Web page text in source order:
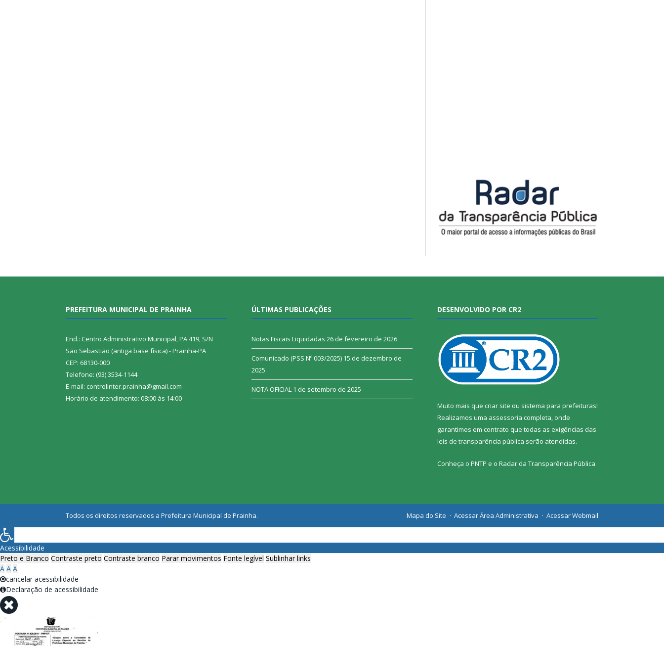
PREFEITURA MUNICIPAL DE PRAINHA
End.: Centro Administrativo Municipal, PA 419, S/N
São Sebastião (antiga base física) - Prainha-PA
CEP: 68130-000
Telefone: (93) 3534-1144
E-mail: controlinter.prainha@gmail.com
Horário de atendimento: 08:00 às 14:00
ÚLTIMAS PUBLICAÇÕES
Notas Fiscais Liquidadas 26 de fevereiro de 2026
Comunicado (PSS Nº 003/2025) 15 de dezembro de
2025
NOTA OFICIAL 1 de setembro de 2025
DESENVOLVIDO POR CR2
Muito mais que criar site ou sistema para prefeituras!
Realizamos uma assessoria completa, onde
garantimos em contrato que todas as exigências das
leis de transparência pública serão atendidas.
Conheça o PNTP e o Radar da Transparência Pública
Todos os direitos reservados a Prefeitura Municipal de Prainha. Mapa do Site Acessar Área Administrativa Acessar Webmail
Acessibilidade
Preto e Branco Contraste preto Contraste branco Parar movimentos Fonte legível Sublinhar links
A A A
cancelar acessibilidade
Declaração de acessibilidade